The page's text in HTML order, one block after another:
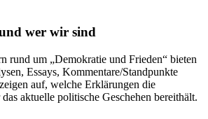
wer wir sind
rund um „Demokratie und Frieden“ bieten
Essays, Kommentare/Standpunkte
auf, welche Erklärungen die
aktuelle politische Geschehen bereithält.